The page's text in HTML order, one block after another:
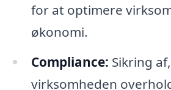
for at optimere
økonomi.
Compliance: Sikring
virksomheden